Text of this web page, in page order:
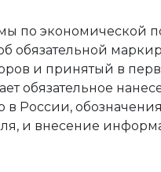
по экономической
обязательной
и принятый в
обязательное
России,
и внесение